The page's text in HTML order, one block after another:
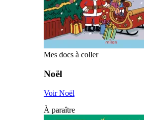
Mes docs à coller
Noël
Voir Noël
À paraître